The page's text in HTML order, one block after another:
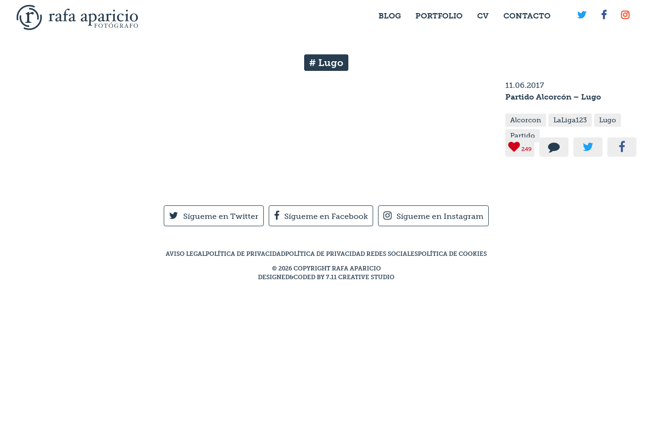
BLOG PORTFOLIO CV CONTACTO   
# Lugo
11.06.2017
Partido Alcorcón – Lugo
Alcorcon LaLiga123
Lugo
Partido
249
Sígueme en Twitter Sígueme en Facebook Sígueme en Instagram
AVISO LEGALPOLÍTICA DE PRIVACIDADPOLÍTICA DE PRIVACIDAD REDES SOCIALESPOLÍTICA DE COOKIES
© 2026 COPYRIGHT RAFA APARICIO
DESIGNED&CODED BY 7.11 CREATIVE STUDIO